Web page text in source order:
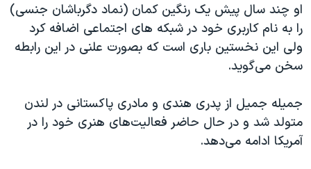
تریبونال مردمی آبان ۹۸
دادگاه حمید نوری
چهل سال گروگان‌گیری
اعتراضات مردمی آبان ۹۸
اسرائیل در جنگ
او چند سال پیش یک رنگین کمان (نماد دگرباشان جنسی)
را به نام کاربری خود در شبکه های اجتماعی اضافه کرد
ولی این نخستین باری است که بصورت علنی در این رابطه
سخن می‌گوید.
جمیله جمیل از پدری هندی و مادری پاکستانی در لندن
متولد شد و در حال حاضر فعالیت‌های هنری خود را در
آمریکا ادامه می‌دهد.